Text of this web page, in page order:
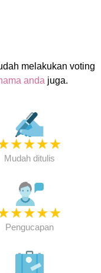
melakukan voting
anda juga.
★★★★
Mudah ditulis
★★★★
Pengucapan